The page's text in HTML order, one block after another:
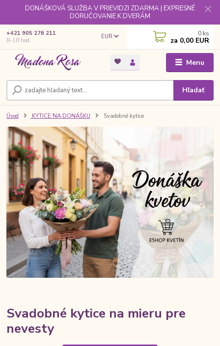
DONÁŠKOVÁ SLUŽBA V PRIEVIDZI ZDARMA | EXPRESNÉ
DORUČOVANIE K DVERÁM
Menu
EUR
Hľadať
+421 905 276 211
8-18 hod.
0 ks
za 0,00 EUR
Úvod KYTICE NA DONÁŠKU Svadobné kytice
Svadobné kytice na mieru pre
nevesty